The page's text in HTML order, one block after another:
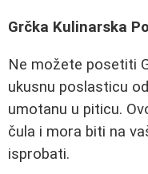
Grčka Kulinarska
Ne možete posetiti
ukusnu poslasticu
umotanu u piticu.
čula i mora biti na
isprobati.